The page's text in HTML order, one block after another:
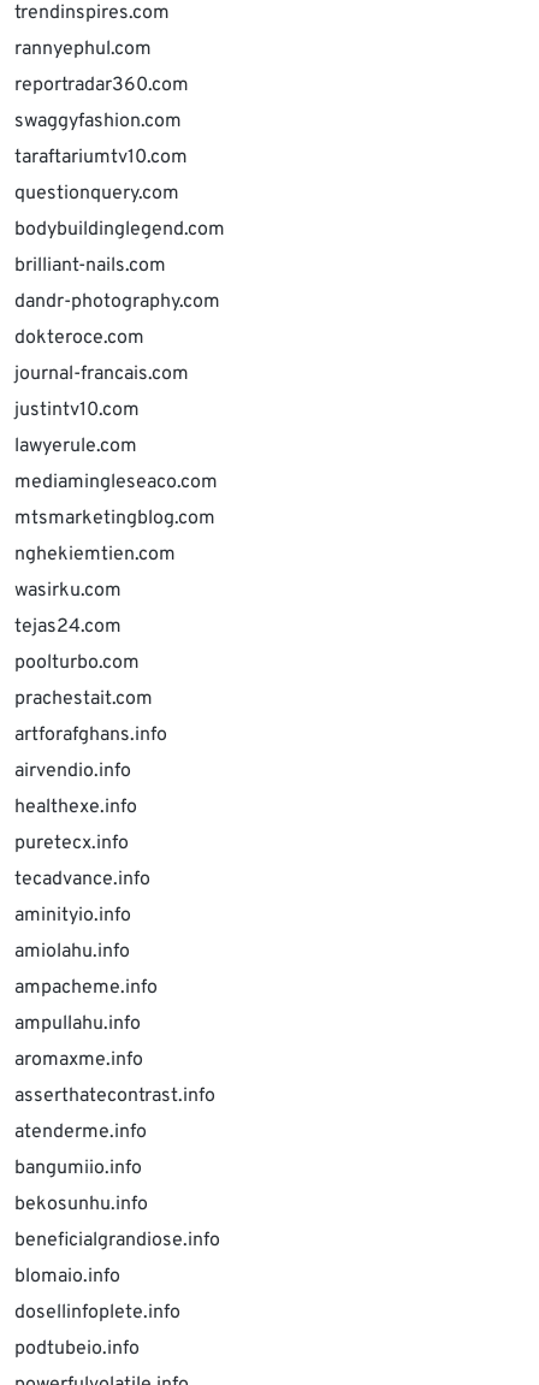
trendinspires.com
rannyephul.com
reportradar360.com
swaggyfashion.com
taraftariumtv10.com
questionquery.com
bodybuildinglegend.com
brilliant-nails.com
dandr-photography.com
dokteroce.com
journal-francais.com
justintv10.com
lawyerule.com
mediamingleseaco.com
mtsmarketingblog.com
nghekiemtien.com
wasirku.com
tejas24.com
poolturbo.com
prachestait.com
artforafghans.info
airvendio.info
healthexe.info
puretecx.info
tecadvance.info
aminityio.info
amiolahu.info
ampacheme.info
ampullahu.info
aromaxme.info
asserthatecontrast.info
atenderme.info
bangumiio.info
bekosunhu.info
beneficialgrandiose.info
blomaio.info
dosellinfoplete.info
podtubeio.info